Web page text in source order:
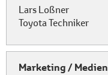
Lars Loßner
Toyota Techniker
Marketing / Medien